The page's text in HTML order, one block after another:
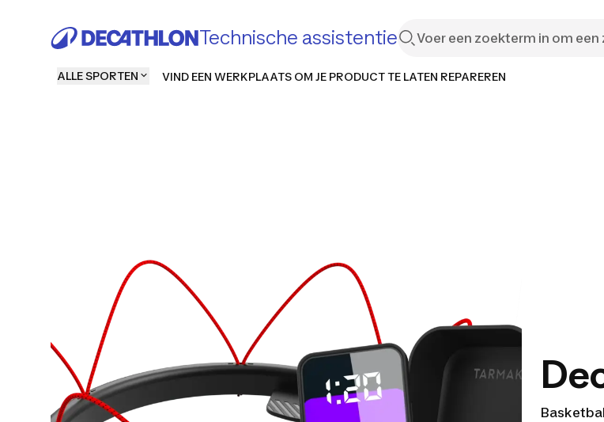
Technische assistentie
ALLE SPORTEN VIND EEN WERKPLAATS OM JE PRODUCT TE LATEN REPAREREN